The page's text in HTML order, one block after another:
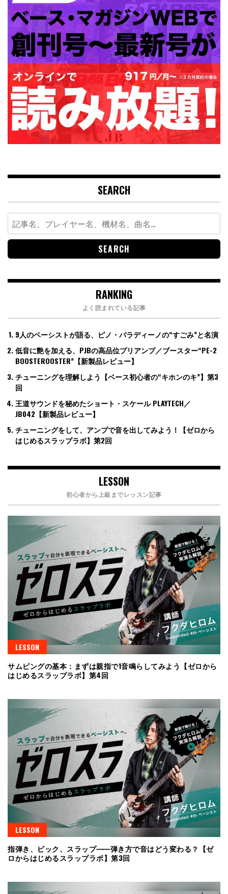
SEARCH
Search
for:
RANKING
よく読まれている記事
9人のベーシストが語る、ピノ・パラディーノの“すごみ”と名演
低音に艶を加える、PJBの高品位プリアンプ／ブースター“PE-2
BOOSTEROOSTER”【新製品レビュー】
チューニングを理解しよう【ベース初心者の“キホンのキ”】第3
回
王道サウンドを秘めたショート・スケール PLAYTECH／
JB042【新製品レビュー】
チューニングをして、アンプで音を出してみよう！【ゼロから
はじめるスラップラボ】第2回
LESSON
初心者から上級までレッスン記事
LESSON
サムピングの基本：まずは親指で1音鳴らしてみよう【ゼロから
はじめるスラップラボ】第4回
LESSON
指弾き、ピック、スラップ⸺弾き方で音はどう変わる？【ゼ
ロからはじめるスラップラボ】第3回